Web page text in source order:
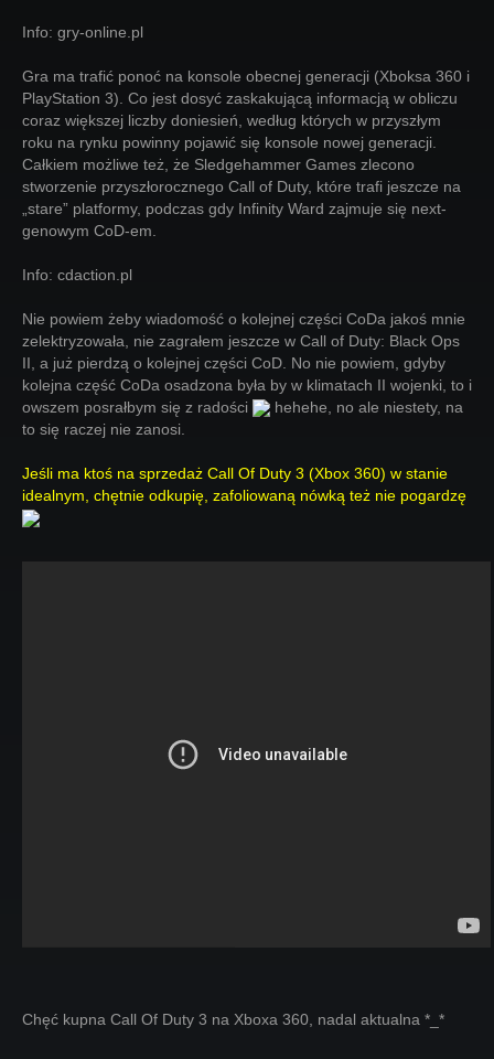
Info: gry-online.pl
Gra ma trafić ponoć na konsole obecnej generacji (Xboksa 360 i
PlayStation 3). Co jest dosyć zaskakującą informacją w obliczu
coraz większej liczby doniesień, według których w przyszłym
roku na rynku powinny pojawić się konsole nowej generacji.
Całkiem możliwe też, że Sledgehammer Games zlecono
stworzenie przyszłorocznego Call of Duty, które trafi jeszcze na
„stare” platformy, podczas gdy Infinity Ward zajmuje się next-
genowym CoD-em.
Info: cdaction.pl
Nie powiem żeby wiadomość o kolejnej części CoDa jakoś mnie
zelektryzowała, nie zagrałem jeszcze w Call of Duty: Black Ops
II, a już pierdzą o kolejnej części CoD. No nie powiem, gdyby
kolejna część CoDa osadzona była by w klimatach II wojenki, to i
owszem posrałbym się z radości
hehehe, no ale niestety, na
to się raczej nie zanosi.
Jeśli ma ktoś na sprzedaż Call Of Duty 3 (Xbox 360) w stanie
idealnym, chętnie odkupię, zafoliowaną nówką też nie pogardzę
Chęć kupna Call Of Duty 3 na Xboxa 360, nadal aktualna *_*